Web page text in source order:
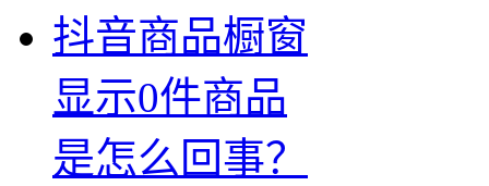
抖音商品橱窗
显示0件商品
是怎么回事？